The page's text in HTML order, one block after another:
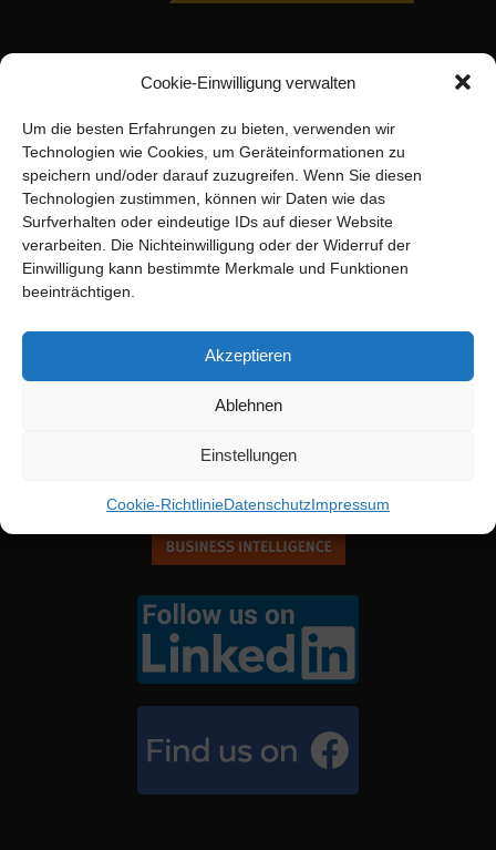
Cookie-Einwilligung verwalten
Um die besten Erfahrungen zu bieten, verwenden wir
Technologien wie Cookies, um Geräteinformationen zu
speichern und/oder darauf zuzugreifen. Wenn Sie diesen
Technologien zustimmen, können wir Daten wie das
Surfverhalten oder eindeutige IDs auf dieser Website
verarbeiten. Die Nichteinwilligung oder der Widerruf der
Einwilligung kann bestimmte Merkmale und Funktionen
beeinträchtigen.
Akzeptieren
Ablehnen
Einstellungen
Cookie-RichtlinieDatenschutzImpressum